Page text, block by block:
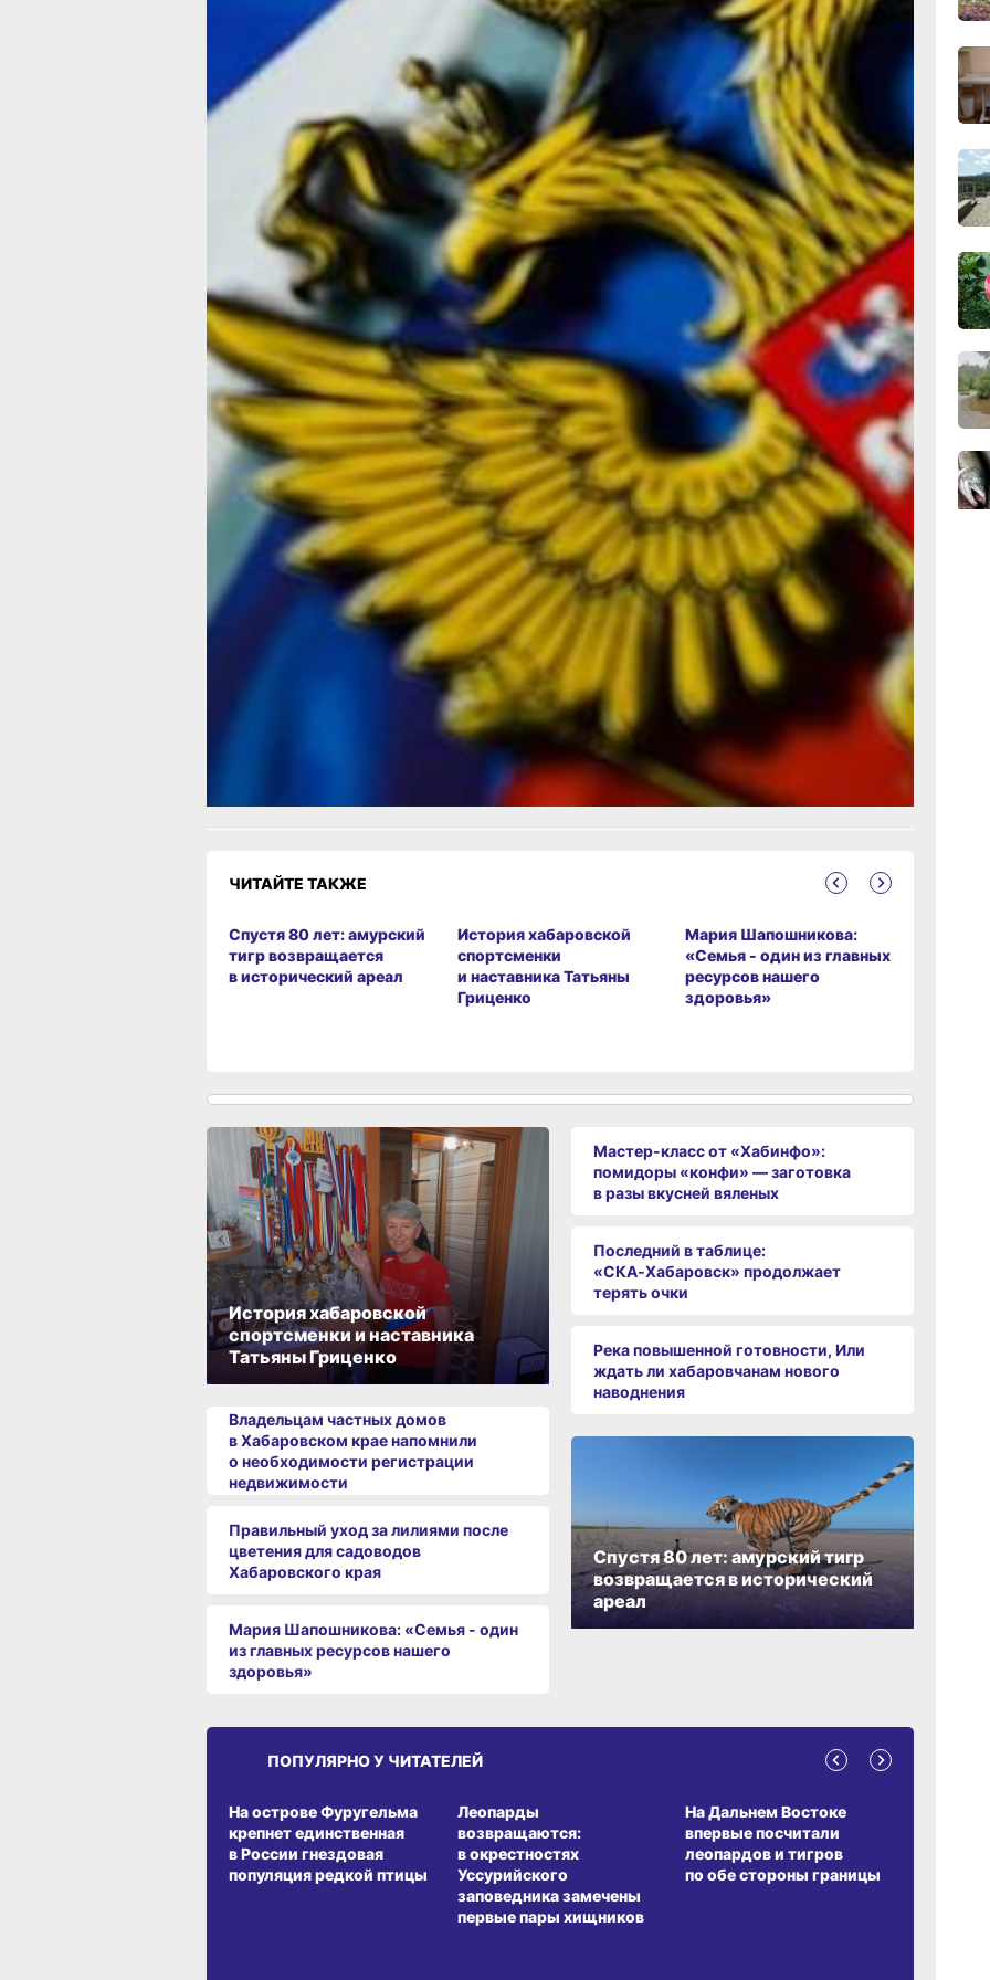
президент предложил ряд поправок в
Конституцию. В частности, глава государства
выступил с инициативой введения запрета на
иностранное гражданство для высших
должностных лиц, усиления роли парламента,
губернаторов и Госсовета, предложил
закрепить нормы о верховенстве Конституции
в правовом пространстве РФ и о том, что
МРОТ не должен быть ниже прожиточного
минимума трудоспособного населения, а
пенсия должна ежегодно индексироваться.
Поправки были приняты Госдумой, при этом
ко второму чтению законопроекта в него была
внесена поправка об обнулении
президентских сроков. Совет Федерации
одобрил поправки. Президент подписал закон.
16 марта Конституционный суд РФ признал
законнымипоправки в Конституцию. В том
числе поправку об обнулении, которая
позволяет Путину участвовать в следующих
выборах.
По предложению Путина, поправки вступят в
силу только после одобрения гражданами на
Общероссийском голосовании. Изначальна
проведение этой процедуры планировалось
на 22 апреля, но в связи с пандемией
коронавирусной инфекции было перенесено
на неопределенный срок.конституция рф
голосование
Фото: 123ru.net
Читайте нас в соцсетях:ВКонтакте,
Телеграмили Яндекс.Дзени
Как вам материал?
Удивило
ЧИТАЙТЕ ТАКЖЕ
Спустя 80 лет: амурский
тигр возвращается
в исторический ареал
История хабаровской
спортсменки
и наставника Татьяны
Гриценко
Мария Шапошникова:
«Семья - один из главных
ресурсов нашего
здоровья»
История хабаровской
спортсменки и наставника
Татьяны Гриценко
Владельцам частных домов
в Хабаровском крае напомнили
о необходимости регистрации
недвижимости
Правильный уход за лилиями после
цветения для садоводов
Хабаровского края
Мария Шапошникова: «Семья - один
из главных ресурсов нашего
здоровья»
Мастер-класс от «Хабинфо»:
помидоры «конфи» — заготовка
в разы вкусней вяленых
Последний в таблице:
«СКА‑Хабаровск» продолжает
терять очки
Река повышенной готовности, Или
ждать ли хабаровчанам нового
наводнения
Спустя 80 лет: амурский тигр
возвращается в исторический
ареал
ПОПУЛЯРНО У ЧИТАТЕЛЕЙ
На острове Фуругельма
крепнет единственная
в России гнездовая
популяция редкой птицы
Леопарды
возвращаются:
в окрестностях
Уссурийского
заповедника замечены
первые пары хищников
На Дальнем Востоке
впервые посчитали
леопардов и тигров
по обе стороны границы
18:28,
16:51,